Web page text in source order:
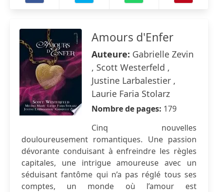
Amours d'Enfer
Auteure: Gabrielle Zevin
, Scott Westerfeld ,
Justine Larbalestier ,
Laurie Faria Stolarz
Nombre de pages: 179
Cinq nouvelles
douloureusement romantiques. Une passion
dévorante conduisant à enfreindre les règles
capitales, une intrigue amoureuse avec un
séduisant fantôme qui n’a pas réglé tous ses
comptes, un monde où l’amour est